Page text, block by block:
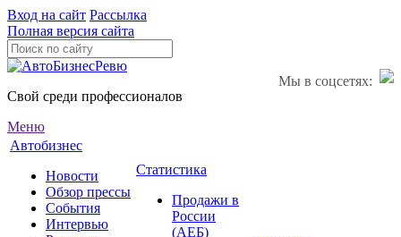
Вход на сайт Рассылка
Полная версия сайта
Мы в соцсетях:
Свой среди профессионалов
Меню
Автобизнес
Новости
Обзор прессы
События
Интервью
Статистика
Продажи в
России
(АЕБ)